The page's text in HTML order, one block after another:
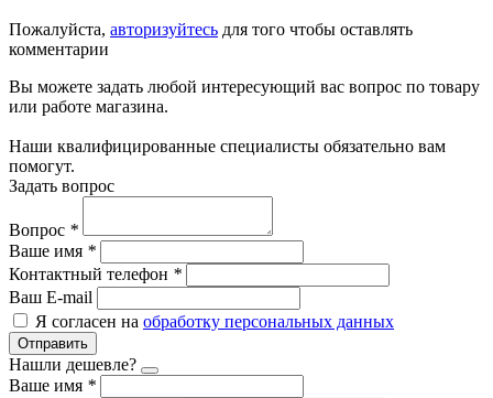
Пожалуйста, авторизуйтесь для того чтобы оставлять
комментарии
Вы можете задать любой интересующий вас вопрос по товару
или работе магазина.
Наши квалифицированные специалисты обязательно вам
помогут.
Задать вопрос
Вопрос *
Ваше имя *
Контактный телефон *
Ваш E-mail
Я согласен на обработку персональных данных
Отправить
Нашли дешевле?
Ваше имя *